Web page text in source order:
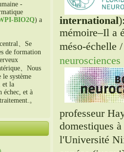
-
BIO2Q) a
、Se
de formation
、Nous
système
et la
échec, et à
。
international
mémoire–Il a
méso-échelle
neurosciences
professeur
domestiques
l'Université